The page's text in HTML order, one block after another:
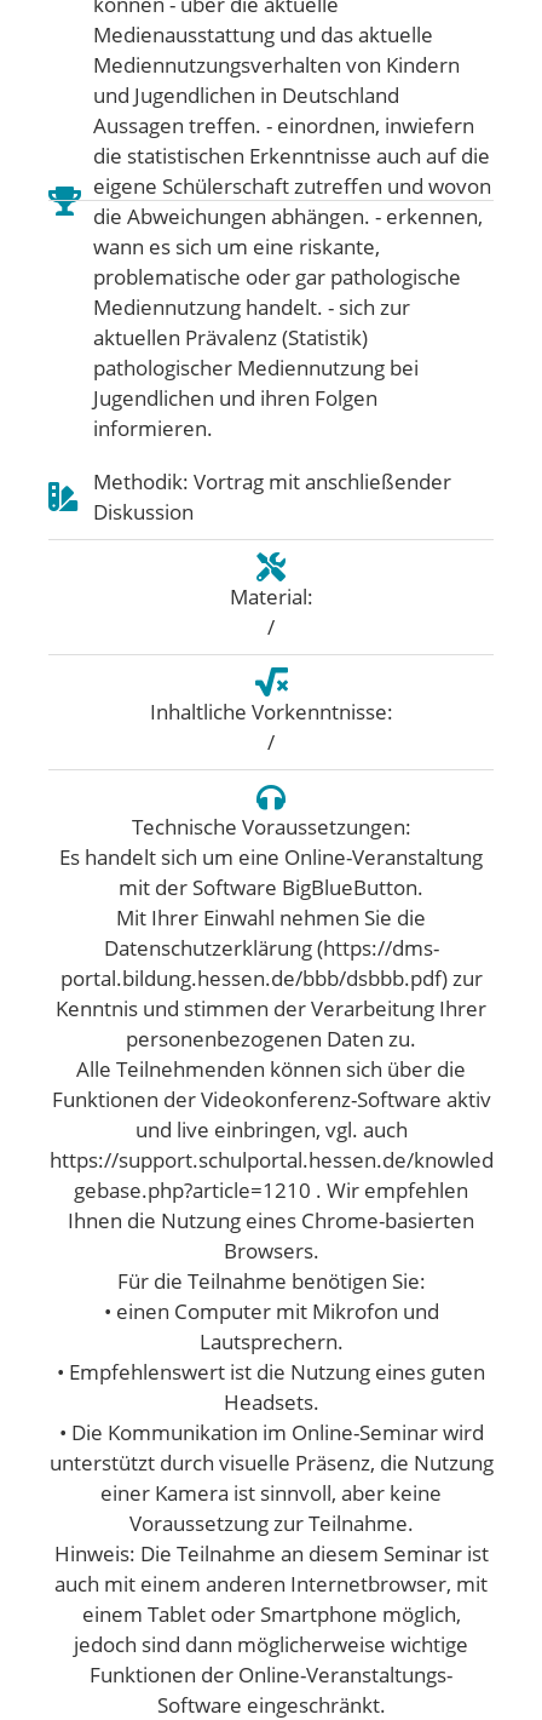
Medienausstattung und das aktuelle
Mediennutzungsverhalten von Kindern
und Jugendlichen in Deutschland
Aussagen treffen. - einordnen, inwiefern
die statistischen Erkenntnisse auch auf die
eigene Schülerschaft zutreffen und wovon
die Abweichungen abhängen. - erkennen,
wann es sich um eine riskante,
problematische oder gar pathologische
Mediennutzung handelt. - sich zur
aktuellen Prävalenz (Statistik)
pathologischer Mediennutzung bei
Jugendlichen und ihren Folgen
informieren.
Methodik: Vortrag mit anschließender
Diskussion
Material:
/
Inhaltliche Vorkenntnisse:
/
Technische Voraussetzungen:
Es handelt sich um eine Online-Veranstaltung
mit der Software BigBlueButton.
Mit Ihrer Einwahl nehmen Sie die
Datenschutzerklärung (https://dms-
portal.bildung.hessen.de/bbb/dsbbb.pdf) zur
Kenntnis und stimmen der Verarbeitung Ihrer
personenbezogenen Daten zu.
Alle Teilnehmenden können sich über die
Funktionen der Videokonferenz-Software aktiv
und live einbringen, vgl. auch
https://support.schulportal.hessen.de/knowled
gebase.php?article=1210 . Wir empfehlen
Ihnen die Nutzung eines Chrome-basierten
Browsers.
Für die Teilnahme benötigen Sie:
• einen Computer mit Mikrofon und
Lautsprechern.
• Empfehlenswert ist die Nutzung eines guten
Headsets.
• Die Kommunikation im Online-Seminar wird
unterstützt durch visuelle Präsenz, die Nutzung
einer Kamera ist sinnvoll, aber keine
Voraussetzung zur Teilnahme.
Hinweis: Die Teilnahme an diesem Seminar ist
auch mit einem anderen Internetbrowser, mit
einem Tablet oder Smartphone möglich,
jedoch sind dann möglicherweise wichtige
Funktionen der Online-Veranstaltungs-
Software eingeschränkt.